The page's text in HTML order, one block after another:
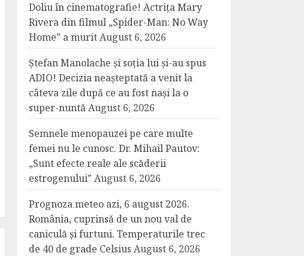
Doliu în cinematografie! Actrița Mary
Rivera din filmul „Spider-Man: No Way
Home” a muritAugust 6, 2026
Ștefan Manolache și soția lui și-au spus
ADIO! Decizia neașteptată a venit la
câteva zile după ce au fost nași la o
super-nuntăAugust 6, 2026
Semnele menopauzei pe care multe
femei nu le cunosc. Dr. Mihail Pautov:
„Sunt efecte reale ale scăderii
estrogenului” August 6, 2026
Prognoza meteo azi, 6 august 2026.
România, cuprinsă de un nou val de
caniculă și furtuni. Temperaturile trec
de 40 de grade Celsius August 6, 2026